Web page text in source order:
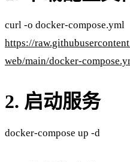
curl -o docker-compose.yml
https://
web/main/docker-
2. 启动服务
docker-compose up -d ​